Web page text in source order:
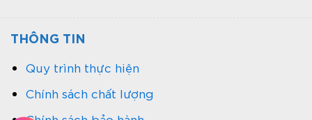
THÔNG TIN
Quy trình thực hiện
Chính sách chất lượng